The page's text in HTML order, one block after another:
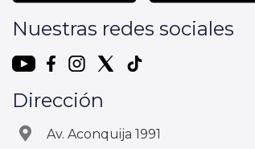
Nuestras redes sociales
Dirección
Av. Aconquija 1991